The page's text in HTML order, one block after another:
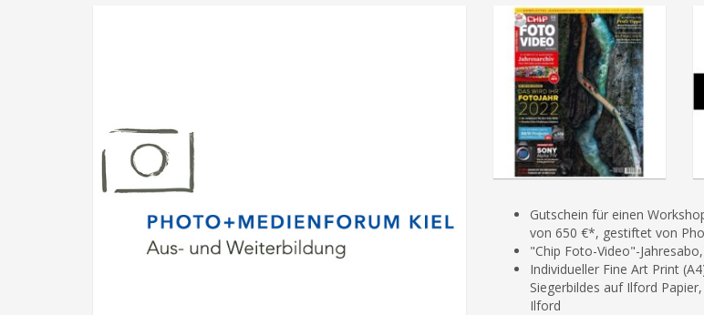
Gutschein für einen
von 650 €*, gestiftet von
"Chip Foto-Video"-
Individueller Fine Art Print
Siegerbildes auf Ilford
Ilford